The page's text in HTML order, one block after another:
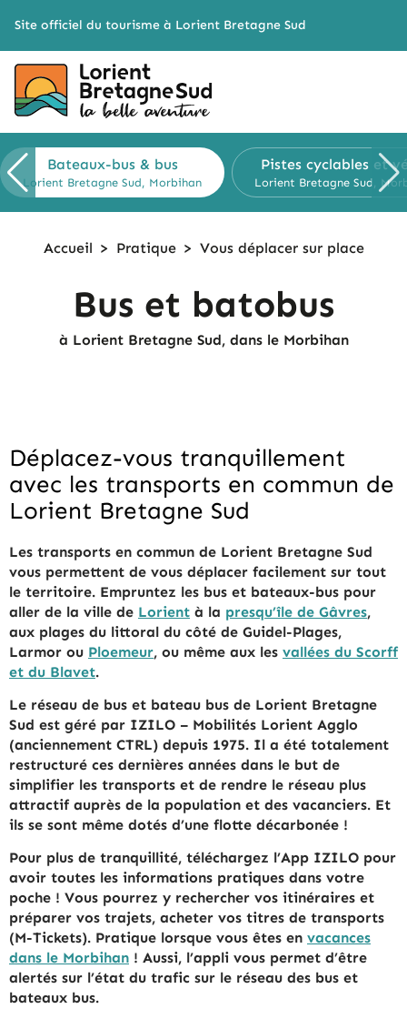
Site officiel du tourisme à Lorient Bretagne Sud
Bateaux-bus & bus
Lorient Bretagne Sud, Morbihan
Pistes cyclables et
Lorient Bretagne Sud,
Accueil > Pratique > Vous déplacer sur place
Bus et batobus
à Lorient Bretagne Sud, dans le Morbihan
Déplacez-vous tranquillement
avec les transports en commun de
Lorient Bretagne Sud
Les transports en commun de Lorient Bretagne Sud
vous permettent de vous déplacer facilement sur tout
le territoire. Empruntez les bus et bateaux-bus pour
aller de la ville de Lorient à la presqu’île de Gâvres,
aux plages du littoral du côté de Guidel-Plages,
Larmor ou Ploemeur, ou même aux les vallées du Scorff
et du Blavet.
Le réseau de bus et bateau bus de Lorient Bretagne
Sud est géré par IZILO – Mobilités Lorient Agglo
(anciennement CTRL) depuis 1975. Il a été totalement
restructuré ces dernières années dans le but de
simplifier les transports et de rendre le réseau plus
attractif auprès de la population et des vacanciers. Et
ils se sont même dotés d’une flotte décarbonée !
Pour plus de tranquillité, téléchargez l’App IZILO pour
avoir toutes les informations pratiques dans votre
poche ! Vous pourrez y rechercher vos itinéraires et
préparer vos trajets, acheter vos titres de transports
(M-Tickets). Pratique lorsque vous êtes en vacances
dans le Morbihan ! Aussi, l’appli vous permet d’être
alertés sur l’état du trafic sur le réseau des bus et
bateaux bus.